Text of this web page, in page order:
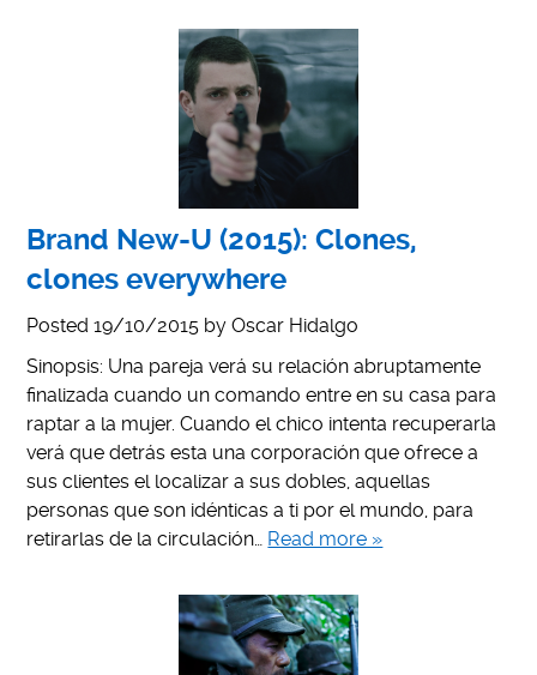
Brand New-U (2015): Clones,
clones everywhere
Posted19/10/2015 byOscar Hidalgo
Sinopsis: Una pareja verá su relación abruptamente
finalizada cuando un comando entre en su casa para
raptar a la mujer. Cuando el chico intenta recuperarla
verá que detrás esta una corporación que ofrece a
sus clientes el localizar a sus dobles, aquellas
personas que son idénticas a ti por el mundo, para
retirarlas de la circulación… Read more »